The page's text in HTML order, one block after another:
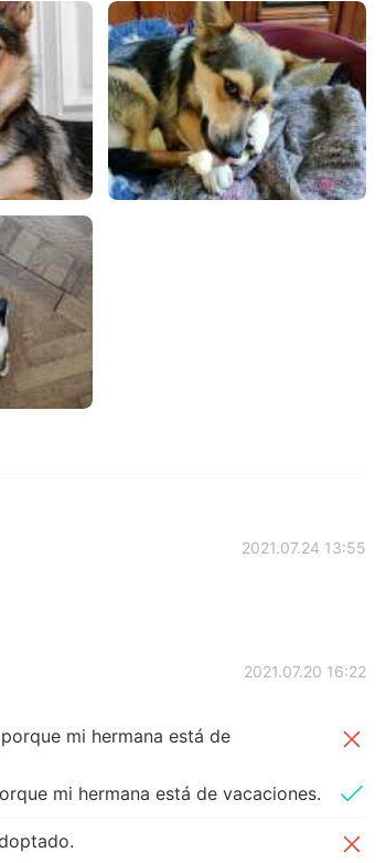
2021.07.24 13:55
2021.07.20 16:22
mi hermana está de
mi hermana está de vacaciones.